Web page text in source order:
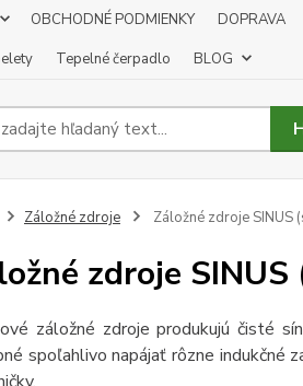
OBCHODNÉ PODMIENKY DOPRAVA
Tepelné čerpadlo BLOG
Záložné zdroje Záložné zdroje SINUS
zdroje
záložné zdroje produkujú čisté
spoľahlivo napájať rôzne indukčné